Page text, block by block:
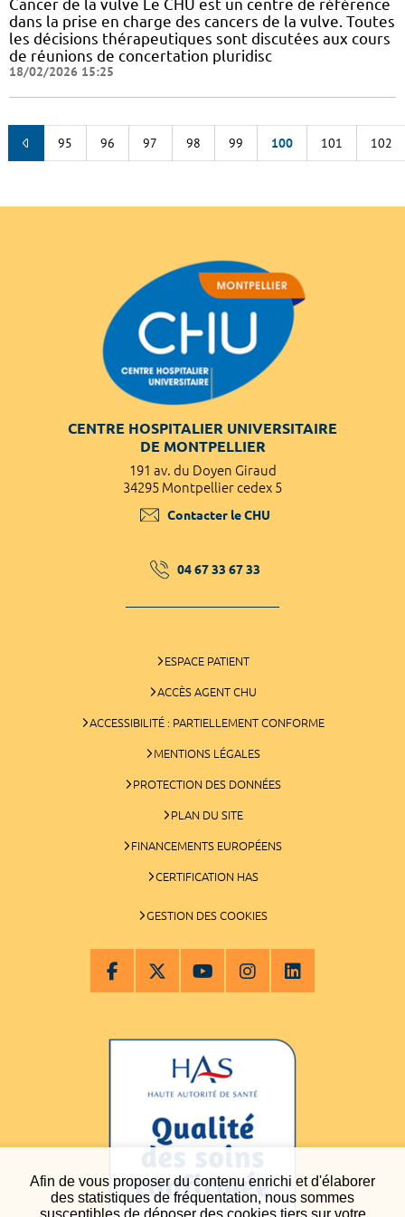
Afin de vous proposer du contenu enrichi et d'élaborer
des statistiques de fréquentation, nous sommes
susceptibles de déposer des cookies tiers sur votre
Cancer de la vulve Le CHU est un centre de référence
dans la prise en charge des cancers de la vulve. Toutes
les décisions thérapeutiques sont discutées aux cours
de réunions de concertation pluridisc
18/02/2026 15:25
95 96 97 98 99 100 101 102
CENTRE HOSPITALIER UNIVERSITAIRE
DE MONTPELLIER
191 av. du Doyen Giraud
34295 Montpellier cedex 5
Contacter le CHU
04 67 33 67 33
ESPACE PATIENT
ACCÈS AGENT CHU
ACCESSIBILITÉ : PARTIELLEMENT CONFORME
MENTIONS LÉGALES
PROTECTION DES DONNÉES
PLAN DU SITE
FINANCEMENTS EUROPÉENS
CERTIFICATION HAS
GESTION DES COOKIES